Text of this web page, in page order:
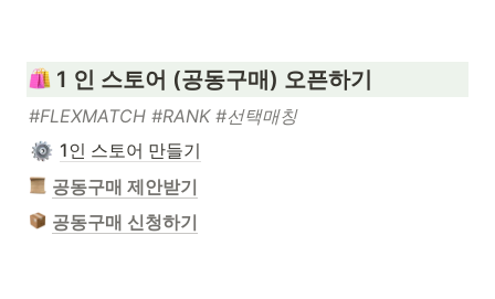
1 인 스토어 (공동구매) 오픈하기
#FLEXMATCH #RANK #선택매칭
1인 스토어 만들기
공동구매 제안받기
공동구매 신청하기